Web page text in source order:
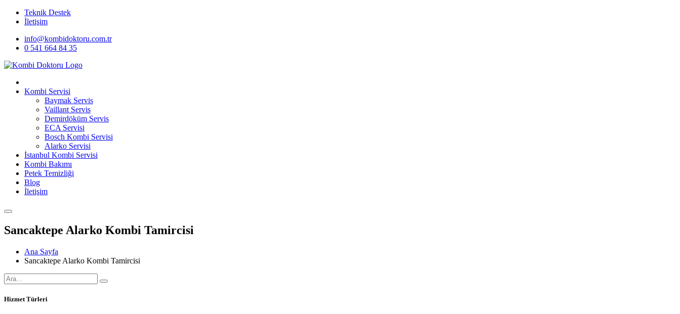
Teknik Destek
İletişim
info@kombidoktoru.com.tr
0 541 664 84 35
Kombi Servisi
Baymak Servis
Vaillant Servis
Demirdöküm Servis
ECA Servisi
Bosch Kombi Servisi
Alarko Servisi
İstanbul Kombi Servisi
Kombi Bakımı
Petek Temizliği
Blog
İletişim
Sancaktepe Alarko Kombi Tamircisi
Ana Sayfa
Sancaktepe Alarko Kombi Tamircisi
Hizmet Türleri